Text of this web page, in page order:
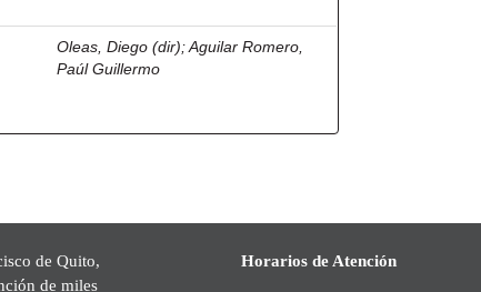
Oleas, Diego (dir);Aguilar Romero,
Paúl Guillermo
de Quito,
de miles
Horarios de Atención